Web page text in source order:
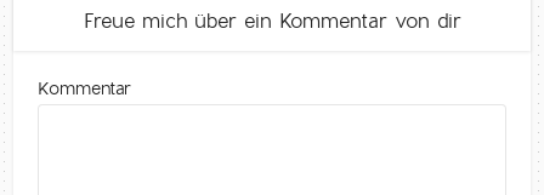
Freue mich über ein Kommentar von dir
Kommentar